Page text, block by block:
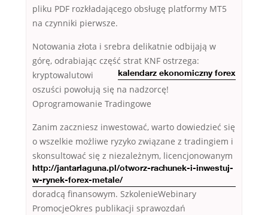
pliku PDF rozkładającego obsługę platformy MT5
na czynniki pierwsze.
Notowania złota i srebra delikatnie odbijają w
górę, odrabiając część strat KNF ostrzega:
kalendarz ekonomiczny forex
kryptowalutowi
oszuści powołują się na nadzorcę!
Oprogramowanie Tradingowe
Zanim zaczniesz inwestować, warto dowiedzieć się
o wszelkie możliwe ryzyko związane z tradingiem i
skonsultować się z niezależnym, licencjonowanym
http://jantarlaguna.pl/otworz-rachunek-i-inwestuj-
w-rynek-forex-metale/
doradcą finansowym. SzkolenieWebinary
PromocjеOkres publikacji sprawozdań